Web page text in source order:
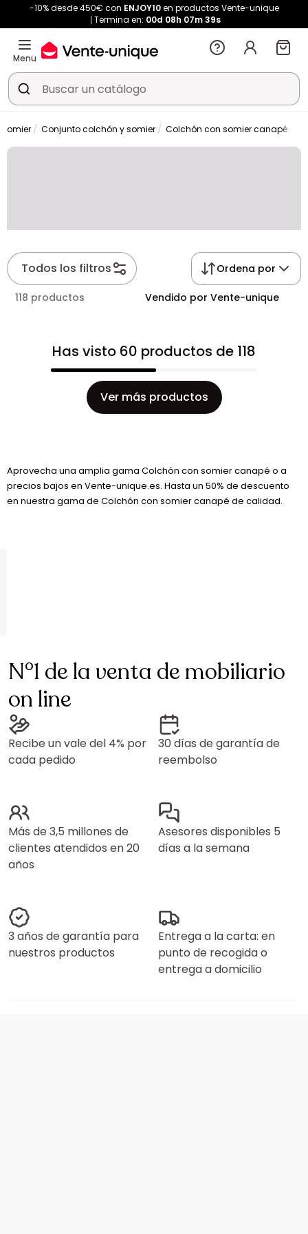
-10% desde 450€ con ENJOY10en productos Vente-unique
Termina en: 00d 08h 07m 38s
Menu
Conjunto colchón y somier Colchón con somier canapé
Todos los filtros Ordena por
118 productos Vendido por Vente-unique
Has visto 60 productos de 118
Ver más productos
Aprovecha una amplia gama Colchón con somier canapé o a
precios bajos en Vente-unique.es. Hasta un 50% de descuento
en nuestra gama de Colchón con somier canapé de calidad.
N°1 de la venta de mobiliario
on line
Recibe un vale del 4% por
cada pedido
30 días de garantía de
reembolso
Más de 3,5 millones de
clientes atendidos en 20
años
Asesores disponibles 5
días a la semana
3 años de garantía para
nuestros productos
Entrega a la carta: en
punto de recogida o
entrega a domicilio